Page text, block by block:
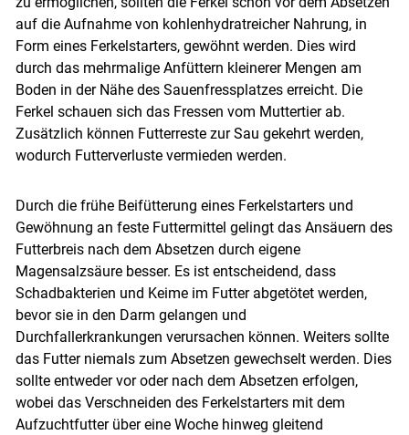
auf die Aufnahme von kohlenhydratreicher Nahrung, in
Form eines Ferkelstarters, gewöhnt werden. Dies wird
durch das mehrmalige Anfüttern kleinerer Mengen am
Boden in der Nähe des Sauenfressplatzes erreicht. Die
Ferkel schauen sich das Fressen vom Muttertier ab.
Zusätzlich können Futterreste zur Sau gekehrt werden,
wodurch Futterverluste vermieden werden.
Durch die frühe Beifütterung eines Ferkelstarters und
Gewöhnung an feste Futtermittel gelingt das Ansäuern des
Futterbreis nach dem Absetzen durch eigene
Magensalzsäure besser. Es ist entscheidend, dass
Schadbakterien und Keime im Futter abgetötet werden,
bevor sie in den Darm gelangen und
Durchfallerkrankungen verursachen können. Weiters sollte
das Futter niemals zum Absetzen gewechselt werden. Dies
sollte entweder vor oder nach dem Absetzen erfolgen,
wobei das Verschneiden des Ferkelstarters mit dem
Aufzuchtfutter über eine Woche hinweg gleitend